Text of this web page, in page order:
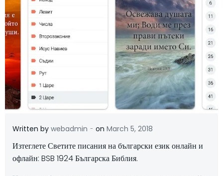
Written by webadmin - on March 5, 2018
Изтеглете Светите писания на български език онлайн и
офлайн: BSB 1924 Българска Библия.